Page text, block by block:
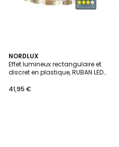
NORDLUX
Effet lumineux rectangulaire et
discret en plastique, RUBAN LED
41,95 €